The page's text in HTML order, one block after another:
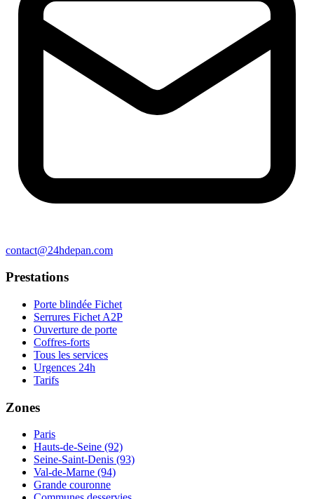
contact@24hdepan.com
Prestations
Porte blindée Fichet
Serrures Fichet A2P
Ouverture de porte
Coffres-forts
Tous les services
Urgences 24h
Tarifs
Zones
Paris
Hauts-de-Seine (92)
Seine-Saint-Denis (93)
Val-de-Marne (94)
Grande couronne